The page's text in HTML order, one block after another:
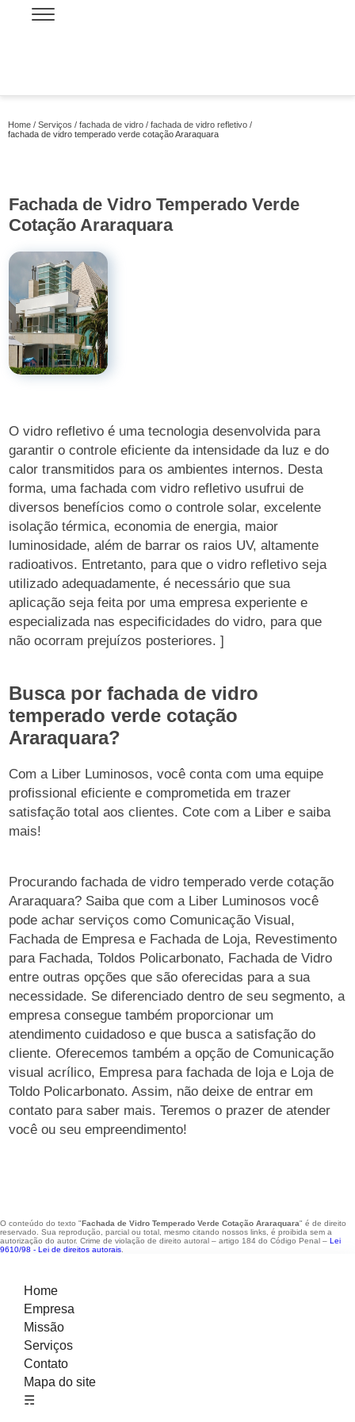
Home Serviços fachada de vidro
fachada de vidro refletivo
fachada de vidro temperado verde cotação Araraquara
Fachada de Vidro Temperado Verde
Cotação Araraquara
O vidro refletivo é uma tecnologia desenvolvida para
garantir o controle eficiente da intensidade da luz e do
calor transmitidos para os ambientes internos. Desta
forma, uma fachada com vidro refletivo usufrui de
diversos benefícios como o controle solar, excelente
isolação térmica, economia de energia, maior
luminosidade, além de barrar os raios UV, altamente
radioativos. Entretanto, para que o vidro refletivo seja
utilizado adequadamente, é necessário que sua
aplicação seja feita por uma empresa experiente e
especializada nas especificidades do vidro, para que
não ocorram prejuízos posteriores. ]
Busca por fachada de vidro
temperado verde cotação
Araraquara?
Com a Liber Luminosos, você conta com uma equipe
profissional eficiente e comprometida em trazer
satisfação total aos clientes. Cote com a Liber e saiba
mais!
Procurando fachada de vidro temperado verde cotação
Araraquara? Saiba que com a Liber Luminosos você
pode achar serviços como Comunicação Visual,
Fachada de Empresa e Fachada de Loja, Revestimento
para Fachada, Toldos Policarbonato, Fachada de Vidro
entre outras opções que são oferecidas para a sua
necessidade. Se diferenciado dentro de seu segmento, a
empresa consegue também proporcionar um
atendimento cuidadoso e que busca a satisfação do
cliente. Oferecemos também a opção de Comunicação
visual acrílico, Empresa para fachada de loja e Loja de
Toldo Policarbonato. Assim, não deixe de entrar em
contato para saber mais. Teremos o prazer de atender
você ou seu empreendimento!
O conteúdo do texto "Fachada de Vidro Temperado Verde Cotação Araraquara" é de direito
reservado. Sua reprodução, parcial ou total, mesmo citando nossos links, é proibida sem a
autorização do autor. Crime de violação de direito autoral – artigo 184 do Código Penal – Lei
9610/98 - Lei de direitos autorais
Home
Empresa
Missão
Serviços
Contato
Mapa do site
☴